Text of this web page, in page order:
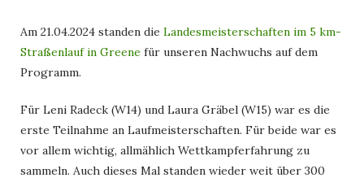
Am 21.04.2024 standen dieLandesmeisterschaften im 5 km-
Straßenlauf in Greene für unseren Nachwuchs auf dem
Programm.
Für Leni Radeck (W14) und Laura Gräbel (W15) war es die
erste Teilnahme an Laufmeisterschaften. Für beide war es
vor allem wichtig, allmählich Wettkampferfahrung zu
sammeln. Auch dieses Mal standen wieder weit über 300